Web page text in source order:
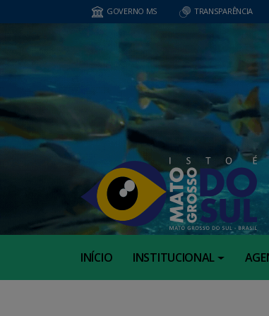
GOVERNO MS TRANSPARÊNCIA
INÍCIO INSTITUCIONAL